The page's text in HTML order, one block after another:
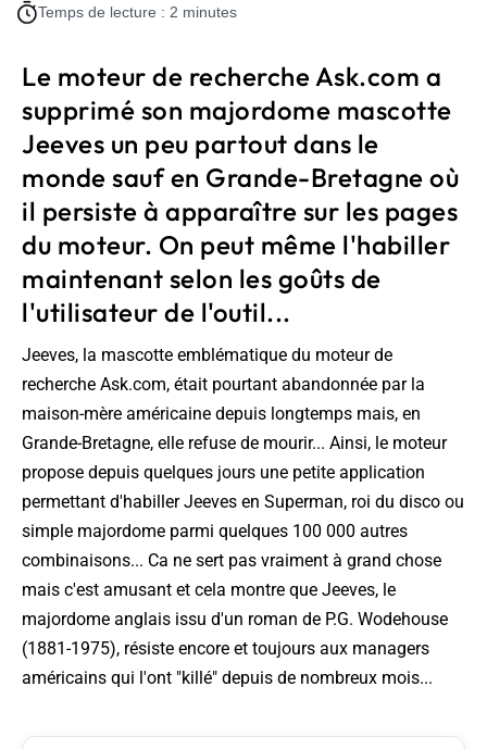
Temps de lecture : 2 minutes
Le moteur de recherche Ask.com a
supprimé son majordome mascotte
Jeeves un peu partout dans le
monde sauf en Grande-Bretagne où
il persiste à apparaître sur les pages
du moteur. On peut même l'habiller
maintenant selon les goûts de
l'utilisateur de l'outil...
Jeeves, la mascotte emblématique du moteur de
recherche Ask.com, était pourtant abandonnée par la
maison-mère américaine depuis longtemps mais, en
Grande-Bretagne, elle refuse de mourir... Ainsi, le moteur
propose depuis quelques jours une petite application
permettant d'habiller Jeeves en Superman, roi du disco ou
simple majordome parmi quelques 100 000 autres
combinaisons... Ca ne sert pas vraiment à grand chose
mais c'est amusant et cela montre que Jeeves, le
majordome anglais issu d'un roman de P.G. Wodehouse
(1881-1975), résiste encore et toujours aux managers
américains qui l'ont "killé" depuis de nombreux mois...